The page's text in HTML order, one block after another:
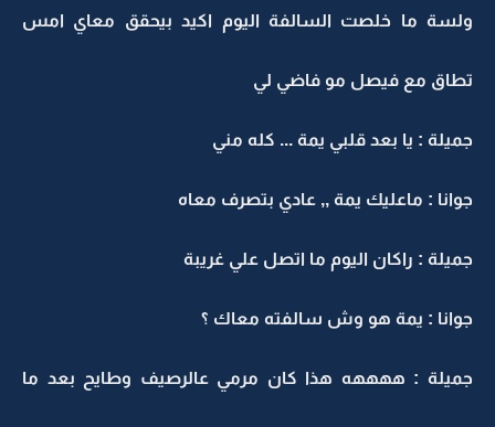
ولسة ما خلصت السالفة اليوم اكيد بيحقق معاي امس
تطاق مع فيصل مو فاضي لي
جميلة : يا بعد قلبي يمة ... كله مني
جوانا : ماعليك يمة ,, عادي بتصرف معاه
جميلة : راكان اليوم ما اتصل علي غريبة
جوانا : يمة هو وش سالفته معاك ؟
جميلة : ههههه هذا كان مرمي عالرصيف وطايح بعد ما